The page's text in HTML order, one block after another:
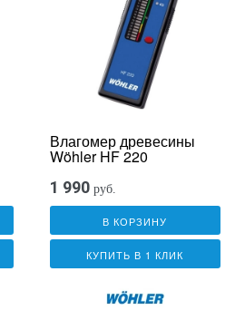
Влагомер древесины
Wöhler HF 220
1 990 руб.
В КОРЗИНУ
КУПИТЬ В 1 КЛИК